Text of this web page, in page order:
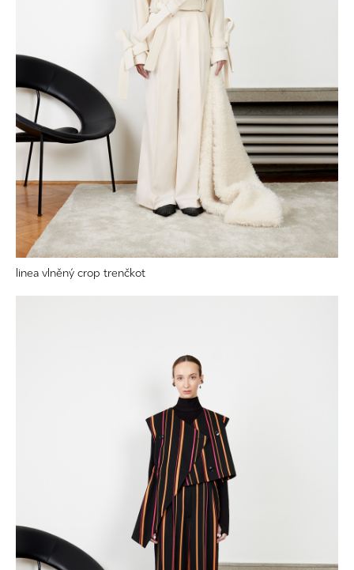
linea vlněný crop trenčkot